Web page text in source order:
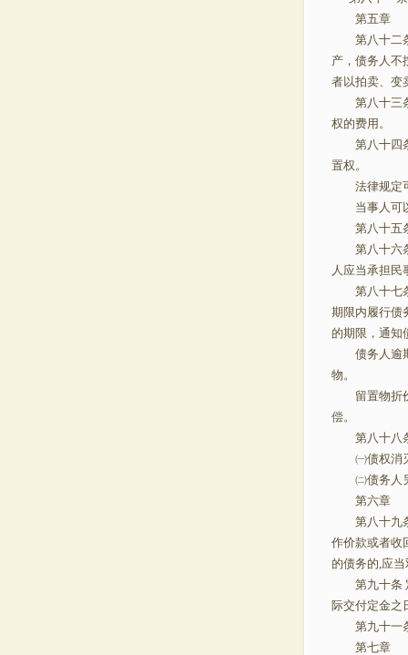
第五
第八十二条
产，债务人不
者以拍卖、变
第八十三条
权的费用。
第八十四条
置权。
法律规定
当事人可以
第八十五条
第八十六条
人应当承担
第八十七条
期限内履行债
的期限，通
债务人逾期
物。
留置物折价
偿。
第八十八
㈠债权
㈡债务人另
第六
第八十九条
作价款或者收
的债务的,应
第九十条 定
际交付定金之
第九十一条
第七